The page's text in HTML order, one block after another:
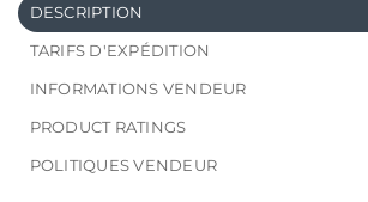
DESCRIPTION
TARIFS D'EXPÉDITION
INFORMATIONS VENDEUR
PRODUCT RATINGS
POLITIQUES VENDEUR